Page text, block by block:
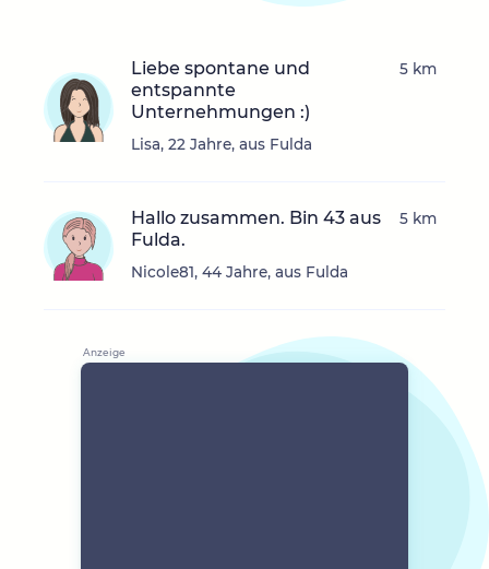
Liebe spontane und
entspannte
Unternehmungen :)
Lisa, 22 Jahre, aus Fulda
5 km
Hallo zusammen. Bin 43 aus
Fulda.
Nicole81, 44 Jahre, aus Fulda
5 km